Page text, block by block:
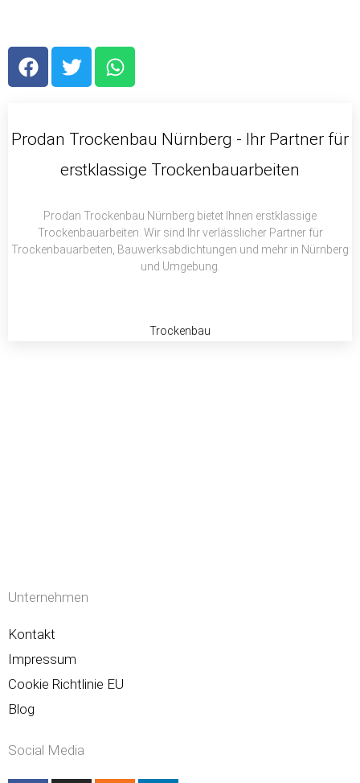
F
a
b
T
w
t
r
W
h
s
p
Prodan Trockenbau Nürnberg - Ihr Partner für
erstklassige Trockenbauarbeiten
Prodan Trockenbau Nürnberg bietet Ihnen erstklassige
Trockenbauarbeiten. Wir sind Ihr verlässlicher Partner für
Trockenbauarbeiten, Bauwerksabdichtungen und mehr in Nürnberg
und Umgebung.
Trockenbau
Unternehmen
Kontakt
Impressum
Cookie Richtlinie EU
Blog
Social Media